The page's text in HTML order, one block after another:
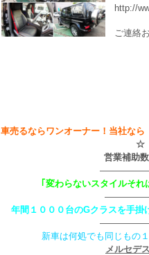
http://
ご連絡
車売るならワンオーナー！当社な
☆
営業補助
｢変わらないスタイルそ
年間１０００台のGクラスを手掛
新車は何処でも同じもの
メルセデ